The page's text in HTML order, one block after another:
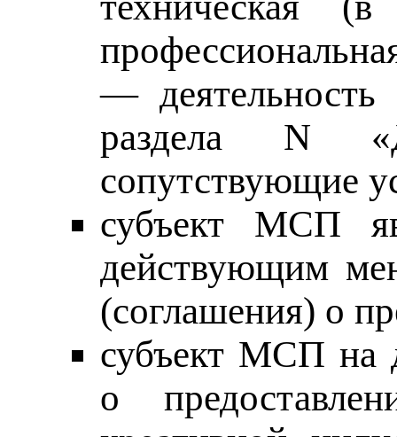
—
раздела N
сопутствующие
субъект МСП
действующим
(соглашения) о
субъект МСП на
о